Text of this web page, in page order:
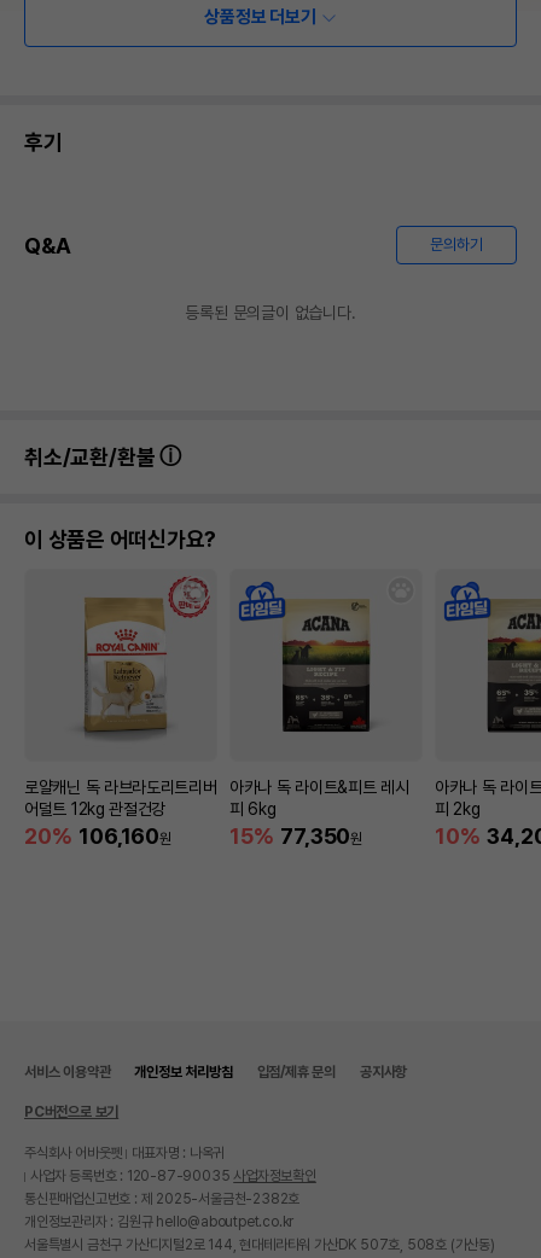
상품정보 더보기
후기
Q&A 문의하기
등록된 문의글이 없습니다.
취소/교환/환불
이 상품은 어떠신가요?
로얄캐닌 독 라브라도리트리버
어덜트 12kg 관절건강
20% 106,160원
아카나 독 라이트&피트 레시
피 6kg
15% 77,350원
아카나 독 라이
피 2kg
10%
서비스 이용약관 개인정보 처리방침 입점/제휴 문의 공지사항
PC버전으로 보기
주식회사 어바웃펫
대표자명 : 나옥귀
사업자 등록번호 : 120-87-90035 사업자정보확인
통신판매업신고번호 : 제 2025-서울금천-2382호
개인정보관리자 : 김원규 hello@aboutpet.co.kr
서울특별시 금천구 가산디지털2로 144, 현대테라타워 가산DK 507호, 508호 (가산동)